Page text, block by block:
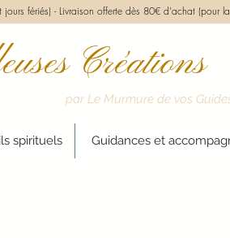
fériés) - Livraison offerte dès 80€ d'achat (pour
Créations
par Le Murmure de vos
spirituels Guidances et